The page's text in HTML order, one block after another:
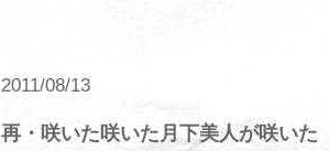
2011/08/13
再・咲いた咲いた月下美人が咲いた